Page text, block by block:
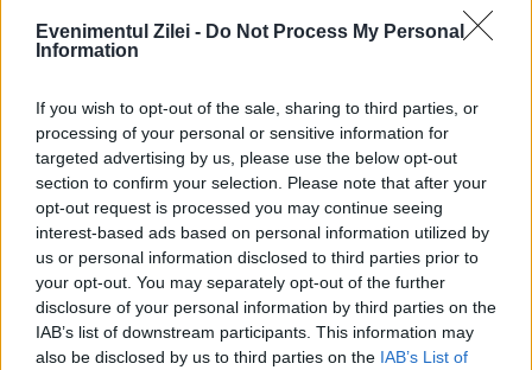
Evenimentul Zilei - Do Not Process My Personal
Information
If you wish to opt-out of the sale, sharing to third parties, or
processing of your personal or sensitive information for
targeted advertising by us, please use the below opt-out
section to confirm your selection. Please note that after your
opt-out request is processed you may continue seeing
interest-based ads based on personal information utilized by
us or personal information disclosed to third parties prior to
your opt-out. You may separately opt-out of the further
disclosure of your personal information by third parties on the
IAB’s list of downstream participants. This information may
also be disclosed by us to third parties on the IAB’s List of
POLITICA
Eugen Tomac acuză Guvernul de lipsă de